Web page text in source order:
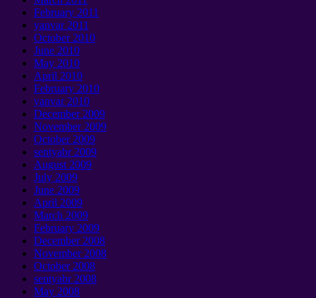
February 2011
yanvar 2011
October2010
June 2010
May 2010
April 2010
February 2010
yanvar 2010
December2009
November2009
October2009
sentyabr 2009
August 2009
July 2009
June 2009
April 2009
March 2009
February 2009
December2008
November2008
October2008
sentyabr 2008
May 2008